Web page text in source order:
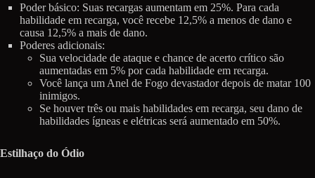
Poder básico: Suas recargas aumentam em 25%. Para cada
habilidade em recarga, você recebe 12,5% a menos de dano e
causa 12,5% a mais de dano.
Poderes adicionais:
Sua velocidade de ataque e chance de acerto crítico são
aumentadas em 5% por cada habilidade em recarga.
Você lança um Anel de Fogo devastador depois de matar 100
inimigos.
Se houver três ou mais habilidades em recarga, seu dano de
habilidades ígneas e elétricas será aumentado em 50%.
Estilhaço do Ódio